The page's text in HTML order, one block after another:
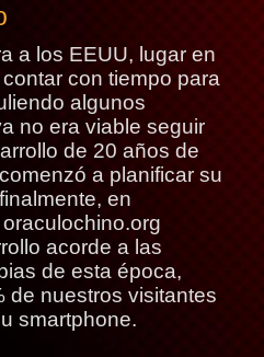
a los EEUU, lugar en
con tiempo para
algunos
no era viable seguir
de 20 años de
a planificar su
en
acorde a las
de esta época,
de nuestros visitantes
smartphone.